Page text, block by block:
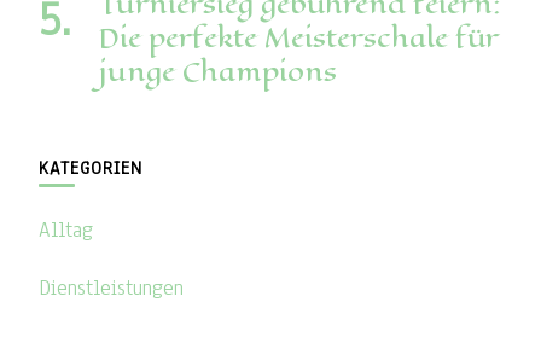
Die perfekte Meisterschale für
junge Champions
KATEGORIEN
Alltag
Dienstleistungen